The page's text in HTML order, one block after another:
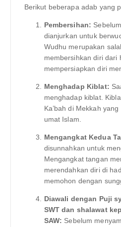
Berikut beberapa adab yang
Pembersihan:
dianjurkan untuk
Wudhu merupakan
membersihkan diri dari
mempersiapkan diri
Menghadap Kiblat:
menghadap kiblat.
Ka’bah di Mekkah
umat Islam.
Mengangkat Kedua
disunnahkan untuk
Mengangkat tangan
merendahkan diri di
memohon dengan
Diawali dengan Puji
SWT dan shalawat
SAW: Sebelum